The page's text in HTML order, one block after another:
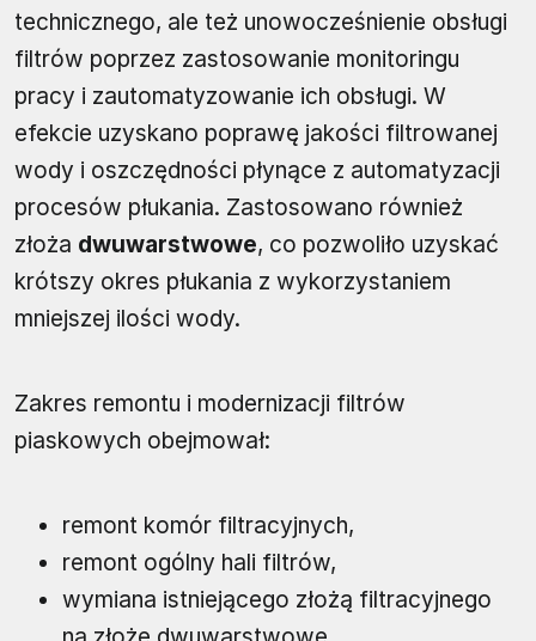
technicznego, ale też unowocześnienie obsługi
filtrów poprzez zastosowanie monitoringu
pracy i zautomatyzowanie ich obsługi. W
efekcie uzyskano poprawę jakości filtrowanej
wody i oszczędności płynące z automatyzacji
procesów płukania. Zastosowano również
złoża dwuwarstwowe, co pozwoliło uzyskać
krótszy okres płukania z wykorzystaniem
mniejszej ilości wody.
Zakres remontu i modernizacji filtrów
piaskowych obejmował:
remont komór filtracyjnych,
remont ogólny hali filtrów,
wymiana istniejącego złożą filtracyjnego